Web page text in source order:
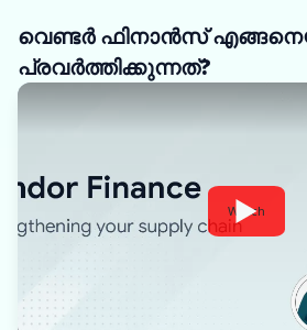
വെണ്ടർ ഫിനാൻസ്
പ്രവർത്തിക്കുന്നത്?
Watch